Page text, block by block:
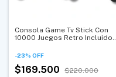
Consola Game Tv Stick Con
10000 Juegos Retro Incluidos
Para Televisor
-23% OFF
$169.500 $220.000